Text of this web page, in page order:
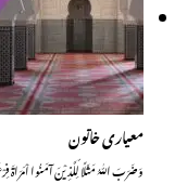
معیاری خاتون
وَضَرَبَ اللّٰہُ مَثَلًا لِّلَّذِیْنَ آمَنُوا